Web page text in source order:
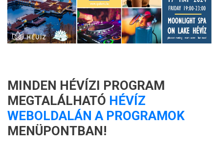
MINDEN HÉVÍZI PROGRAM
MEGTALÁLHATÓ HÉVÍZ
WEBOLDALÁN A PROGRAMOK
MENÜPONTBAN!